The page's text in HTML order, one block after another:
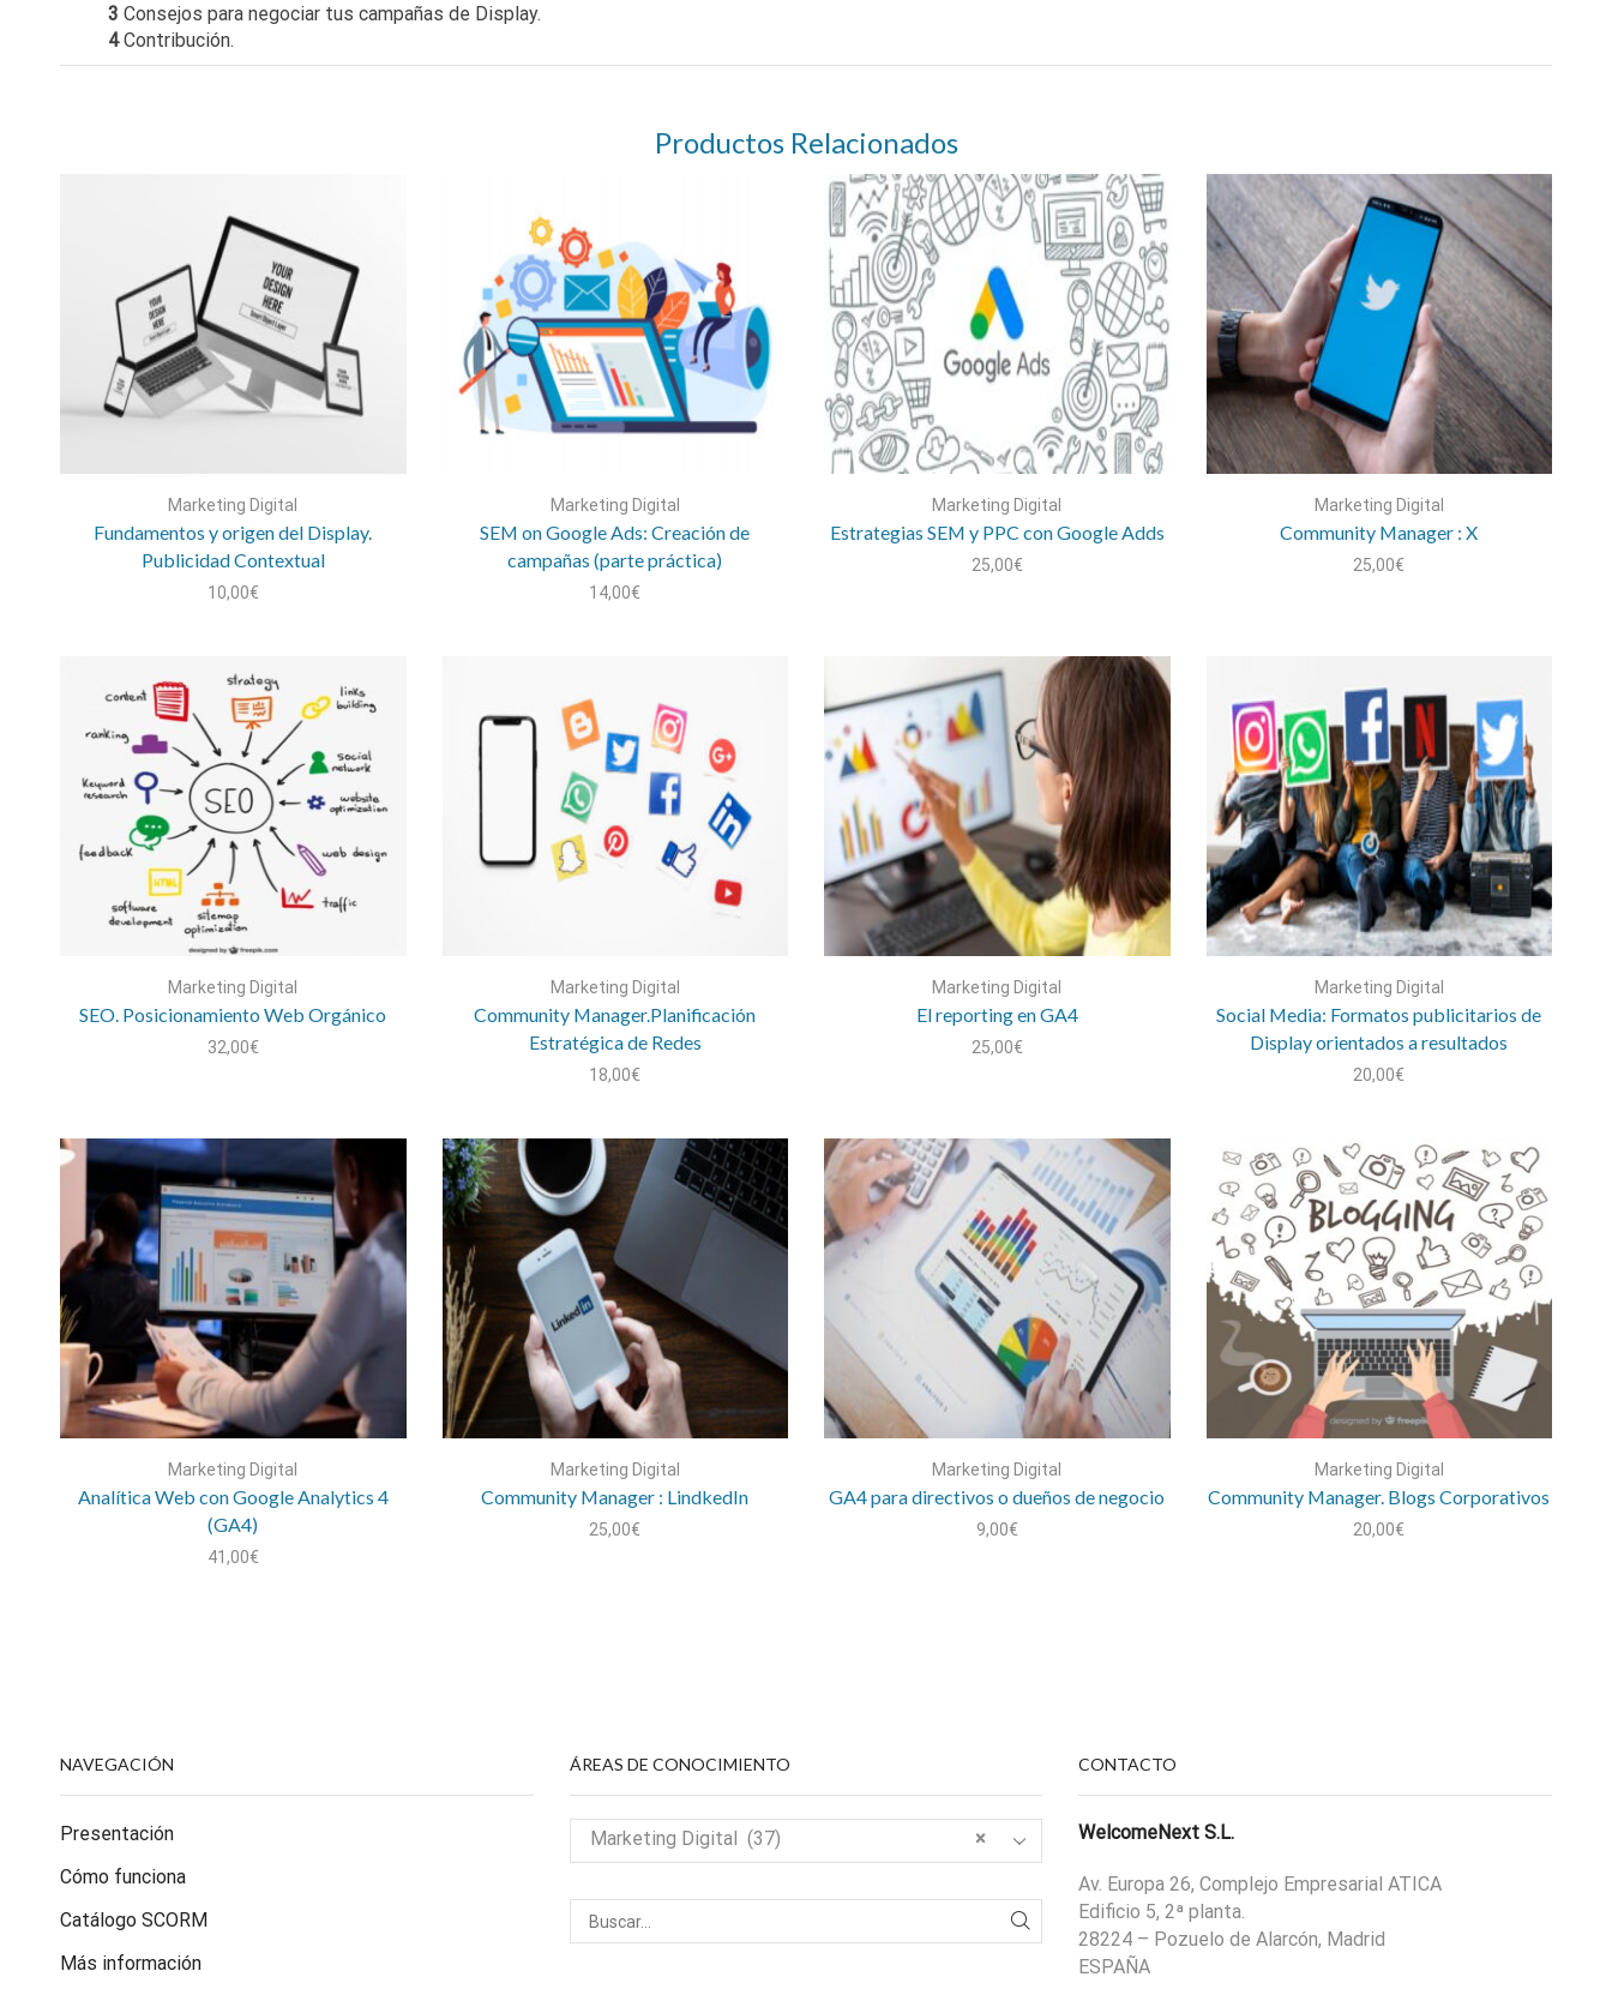
3 Consejos para negociar tus campañas de Display.
4Contribución.
Productos Relacionados
Marketing Digital
Fundamentos y origen del Display.
Publicidad Contextual
10,00€
Marketing Digital
SEM on Google Ads: Creación de
campañas (parte práctica)
14,00€
Marketing Digital
Estrategias SEM y PPC con Google Adds
25,00€
Marketing Digital
Community Manager : X
25,00€
Marketing Digital
SEO. Posicionamiento Web Orgánico
32,00€
Marketing Digital
Community Manager.Planificación
Estratégica de Redes
18,00€
Marketing Digital
El reporting en GA4
25,00€
Marketing Digital
Social Media: Formatos publicitarios de
Display orientados a resultados
20,00€
Marketing Digital
Analítica Web con Google Analytics 4
(GA4)
41,00€
Marketing Digital
Community Manager : LindkedIn
25,00€
Marketing Digital
GA4 para directivos o dueños de negocio
9,00€
Marketing Digital
Community Manager. Blogs Corporativos
20,00€
NAVEGACIÓN
Presentación
Cómo funciona
Catálogo SCORM
Más información
ÁREAS DE CONOCIMIENTO
×
Marketing Digital (37)
CONTACTO
WelcomeNext S.L.
Av. Europa 26, Complejo Empresarial ATICA
Edificio 5, 2ª planta.
28224 – Pozuelo de Alarcón, Madrid
ESPAÑA